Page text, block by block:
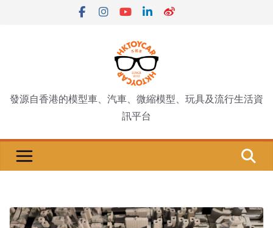
發源自香港的模型車、汽車、微縮模型、玩具及流行生活資
訊平台